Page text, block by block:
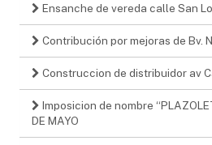
Ensanche de vereda calle San
Contribución por mejoras de Bv.
Construccion de distribuidor av
Imposicion de nombre
DE MAYO